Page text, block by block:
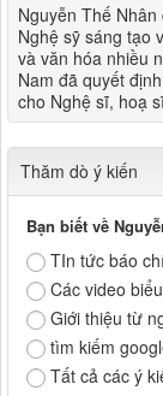
Nguyễn Thế
Nghệ sỹ sáng tạo
và văn hóa nhiều
Nam đã quyết
cho Nghệ sĩ, hoạ
Thăm dò ý kiến
Bạn biết về
TIn tức báo
Các video
Giới thiệu từ
tìm kiếm
Tất cả các ý